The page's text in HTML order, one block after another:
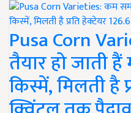
Pusa Corn
तैयार हो जाती
किस्में, मिलती है